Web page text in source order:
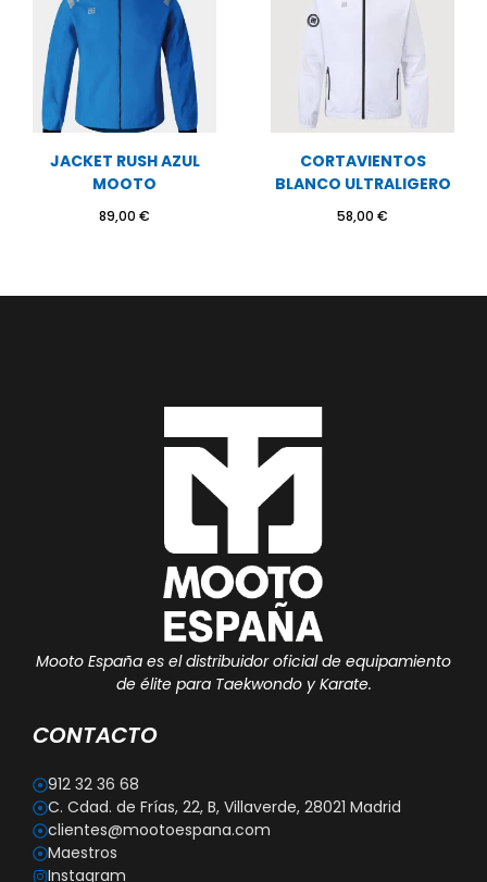
JACKET RUSH AZUL
MOOTO
89,00 €
CORTAVIENTOS
BLANCO ULTRALIGERO
58,00 €
Mooto España es el distribuidor oficial de equipamiento
de élite para Taekwondo y Karate.
CONTACTO
912 32 36 68
C. Cdad. de Frías, 22, B, Villaverde, 28021 Madrid
clientes@mootoespana.com
Maestros
Instagram